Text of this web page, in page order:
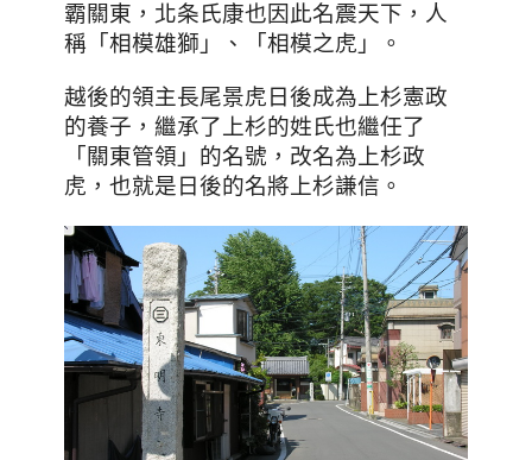
霸關東，北条氏康也因此名震天下 ，人
稱「相模雄獅」、「相模之虎」
。
越後的領主長尾景虎日後成為上杉憲政
的養子 ， 繼承了上杉的姓氏也繼任了
「 關東管領 」 的名號，改名為上杉政
虎，也就是日後的名將上杉謙信。